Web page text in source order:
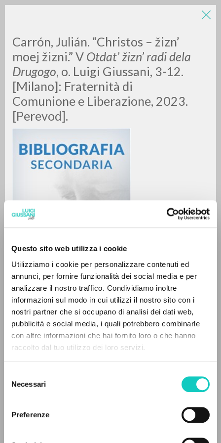
Questo sito web utilizza i cookie
Utilizziamo i cookie per personalizzare contenuti ed
annunci, per fornire funzionalità dei social media e per
analizzare il nostro traffico. Condividiamo inoltre
informazioni sul modo in cui utilizzi il nostro sito con i
nostri partner che si occupano di analisi dei dati web,
pubblicità e social media, i quali potrebbero combinarle
con altre informazioni che hai fornito loro o che hanno
raccolto dal tuo utilizzo dei loro servizi.
delNecessari
Preferenze
Carrón, Julián. “Christos – žizn’
moej žizni.” V Otdat’ žizn’ radi dela
Drugogo, o. Luigi Giussani, 3-12.
[Milano]: Fraternità di
Comunione e Liberazione, 2023.
[Perevod].
Carrón JuliánAuthor
Giussani LuigiAuthor
Fraternità di Comunione e Liberazione
Pages: 10
LUIGI
GIUSSANI
scritti
0RESULTS FOUND
MORE RESULTS